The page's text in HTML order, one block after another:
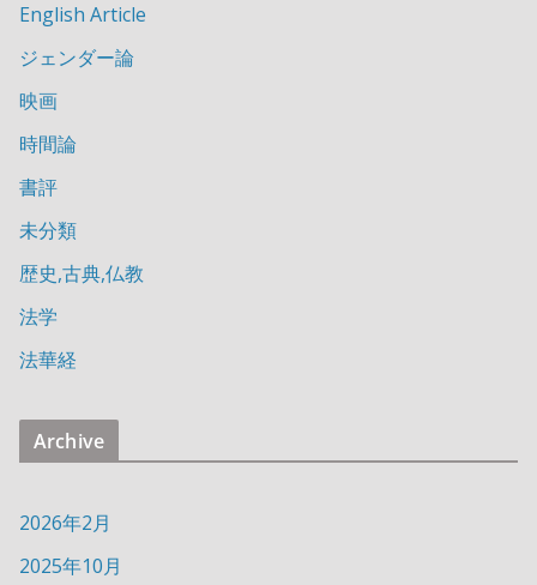
English Article
ジェンダー論
映画
時間論
書評
未分類
歴史,古典,仏教
法学
法華経
Archive
2026年2月
2025年10月